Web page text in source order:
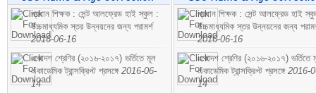
প্রধান শিক্ষক : সেন্ট আলফ্রেড হাই স্কুল :
উচ্চমাধ্যমিক স্তর উন্নয়নের জন্য পরামর্শ
2016-06-16
একাদশ শ্রেণির (২০১৬-২০১৭) ভর্তিতে মূল
একাডেমিক ট্রান্সক্রিপ্ট প্রসঙ্গে 2016-06-
14
প্রধান শিক্ষক : সেন্ট আলফ্রেড হাই
উচ্চমাধ্যমিক স্তর উন্নয়নের জন্য
2016-06-16
একাদশ শ্রেণির (২০১৬-২০১৭) ভর্তিতে
একাডেমিক ট্রান্সক্রিপ্ট প্রসঙ্গে 2016-
14